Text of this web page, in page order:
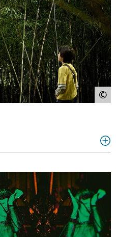
©